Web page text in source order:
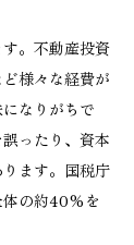
。不動産投資
様々な経費が
なりがちで
ったり、資本
ます。国税庁
体の約40%を